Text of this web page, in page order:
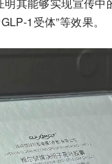
1受体”等效果。